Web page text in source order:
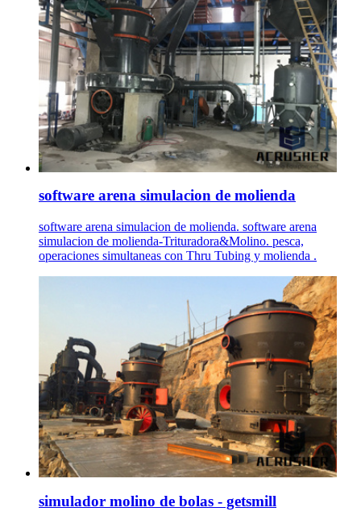
software arena simulacion de molienda
software arena simulacion de molienda. software arena
simulacion de molienda-Trituradora&Molino. pesca,
operaciones simultaneas con Thru Tubing y molienda .
simulador molino de bolas - getsmill